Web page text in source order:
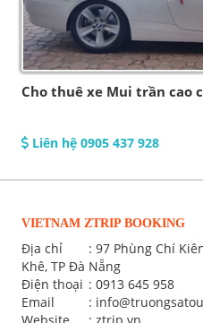
Cho thuê xe Mui trần cao
Liên hệ 0905 437 928
VIETNAM ZTRIP BOOKING
Địa chỉ
: 97 Phùng Chí
Khê, TP Đà Nẵng
Điện thoại : 0913 645 958
Email
: